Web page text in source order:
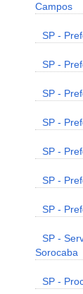
Campos
SP -
SP -
SP -
SP -
SP -
SP -
SP -
SP -
Sorocaba
SP -